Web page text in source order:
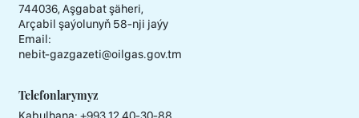
744036, Aşgabat şäheri,
Arçabil şaýolunyň 58-nji jaýy
Email:
nebit-gazgazeti@oilgas.gov.tm
Telefonlarymyz